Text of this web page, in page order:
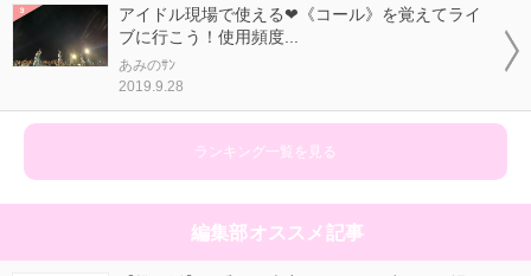
アイドル現場で使える❤《コール》を覚えてライ
ブに行こう！使用頻度...
あみのｻﾝ
2019.9.28
ランキング一覧を見る
編集部オススメ記事